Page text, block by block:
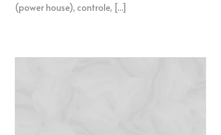
(power house), controle, [...]